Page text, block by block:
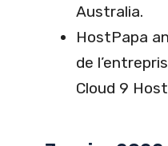
Australia.
HostPapa
de
Cloud 9